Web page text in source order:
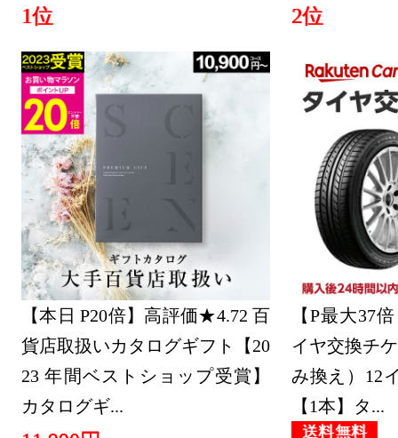
サービス
ング：4位
2026/07/27
サービス
ング：13位
2026/07/26
サービス
ング：23位
2026/07/25
サービス
ング：6位
1位
【本日 P20倍】高評価★4.72 百
貨店取扱いカタログギフト【20
23 年間ベストショップ受賞】
カタログギ...
2位
【P最大37
イヤ交換チ
み換え）12
【1本】タ...
送料無料